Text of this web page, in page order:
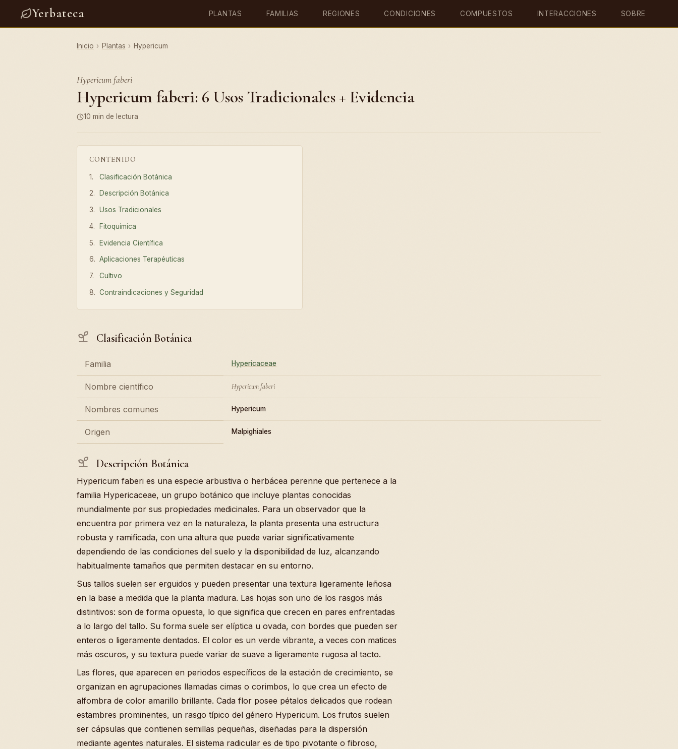
Yerbateca PLANTAS FAMILIAS REGIONES CONDICIONES COMPUESTOS INTERACCIONES SOBRE
Inicio › Plantas › Hypericum
Hypericum faberi
Hypericum faberi: 6 Usos Tradicionales + Evidencia
10 min de lectura
CONTENIDO
Clasificación Botánica
Descripción Botánica
Usos Tradicionales
Fitoquímica
Evidencia Científica
Aplicaciones Terapéuticas
Cultivo
Contraindicaciones y Seguridad
Clasificación Botánica
Familia Hypericaceae
Nombre científico Hypericum faberi
Nombres comunes Hypericum
Origen Malpighiales
Descripción Botánica
Hypericum faberi es una especie arbustiva o herbácea perenne que pertenece a la
familia Hypericaceae, un grupo botánico que incluye plantas conocidas
mundialmente por sus propiedades medicinales. Para un observador que la
encuentra por primera vez en la naturaleza, la planta presenta una estructura
robusta y ramificada, con una altura que puede variar significativamente
dependiendo de las condiciones del suelo y la disponibilidad de luz, alcanzando
habitualmente tamaños que permiten destacar en su entorno.
Sus tallos suelen ser erguidos y pueden presentar una textura ligeramente leñosa
en la base a medida que la planta madura. Las hojas son uno de los rasgos más
distintivos: son de forma opuesta, lo que significa que crecen en pares enfrentadas
a lo largo del tallo. Su forma suele ser elíptica u ovada, con bordes que pueden ser
enteros o ligeramente dentados. El color es un verde vibrante, a veces con matices
más oscuros, y su textura puede variar de suave a ligeramente rugosa al tacto.
Las flores, que aparecen en periodos específicos de la estación de crecimiento, se
organizan en agrupaciones llamadas cimas o corimbos, lo que crea un efecto de
alfombra de color amarillo brillante. Cada flor posee pétalos delicados que rodean
estambres prominentes, un rasgo típico del género Hypericum. Los frutos suelen
ser cápsulas que contienen semillas pequeñas, diseñadas para la dispersión
mediante agentes naturales. El sistema radicular es de tipo pivotante o fibroso,